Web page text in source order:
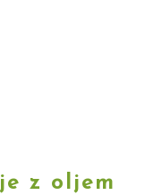
z oljem